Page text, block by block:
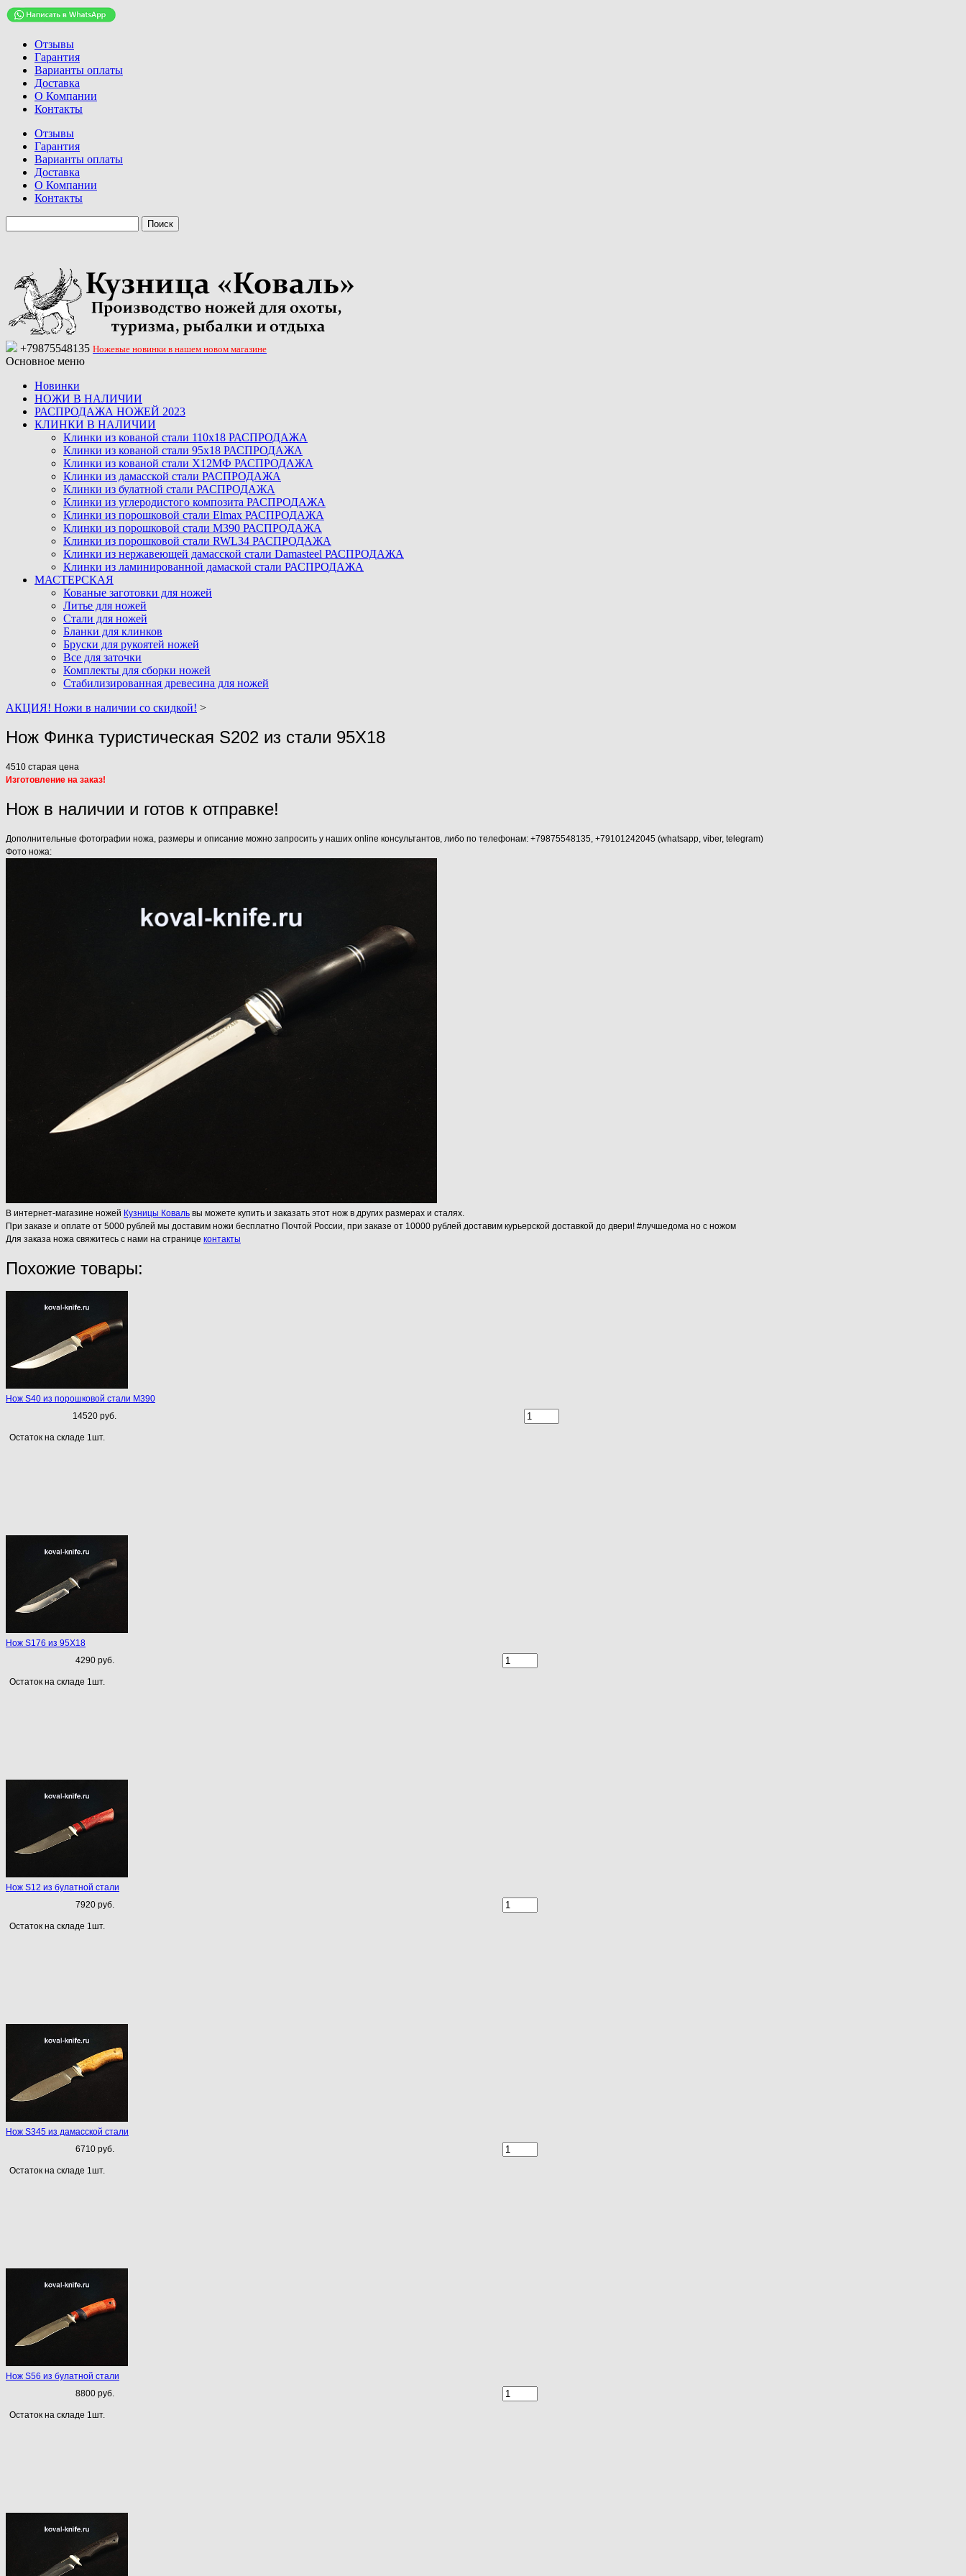
Отзывы
Гарантия
Варианты оплаты
Доставка
О Компании
Контакты
Отзывы
Гарантия
Варианты оплаты
Доставка
О Компании
Контакты
+79875548135 Ножевые новинки в нашем новом магазине
Основное меню
Новинки
НОЖИ В НАЛИЧИИ
РАСПРОДАЖА НОЖЕЙ 2023
КЛИНКИ В НАЛИЧИИ
Клинки из кованой стали 110х18 РАСПРОДАЖА
Клинки из кованой стали 95х18 РАСПРОДАЖА
Клинки из кованой стали Х12МФ РАСПРОДАЖА
Клинки из дамасской стали РАСПРОДАЖА
Клинки из булатной стали РАСПРОДАЖА
Клинки из углеродистого композита РАСПРОДАЖА
Клинки из порошковой стали Elmax РАСПРОДАЖА
Клинки из порошковой стали M390 РАСПРОДАЖА
Клинки из порошковой стали RWL34 РАСПРОДАЖА
Клинки из нержавеющей дамасской стали Damasteel РАСПРОДАЖА
Клинки из ламинированной дамаской стали РАСПРОДАЖА
МАСТЕРСКАЯ
Кованые заготовки для ножей
Литье для ножей
Стали для ножей
Бланки для клинков
Бруски для рукоятей ножей
Все для заточки
Комплекты для сборки ножей
Стабилизированная древесина для ножей
АКЦИЯ! Ножи в наличии со скидкой! >
Нож Финка туристическая S202 из стали 95Х18
4510 старая цена
Изготовление на заказ!
Нож в наличии и готов к отправке!
Дополнительные фотографии ножа, размеры и описание можно запросить у наших online консультантов, либо по телефонам: +79875548135, +79101242045 (whatsapp, viber, telegram)
Фото ножа:
В интернет-магазине ножей Кузницы Коваль вы можете купить и заказать этот нож в других размерах и сталях.
При заказе и оплате от 5000 рублей мы доставим ножи бесплатно Почтой России, при заказе от 10000 рублей доставим курьерской доставкой до двери! #лучшедома но с ножом
Для заказа ножа свяжитесь с нами на странице контакты
Похожие товары:
Нож S40 из порошковой стали M390
14520 руб.
Остаток на складе 1шт.
Нож S176 из 95Х18
4290 руб.
Остаток на складе 1шт.
Нож S12 из булатной стали
7920 руб.
Остаток на складе 1шт.
Нож S345 из дамасской стали
6710 руб.
Остаток на складе 1шт.
Нож S56 из булатной стали
8800 руб.
Остаток на складе 1шт.